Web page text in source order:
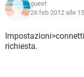
guest
26 feb 2012 alle
richiesta.